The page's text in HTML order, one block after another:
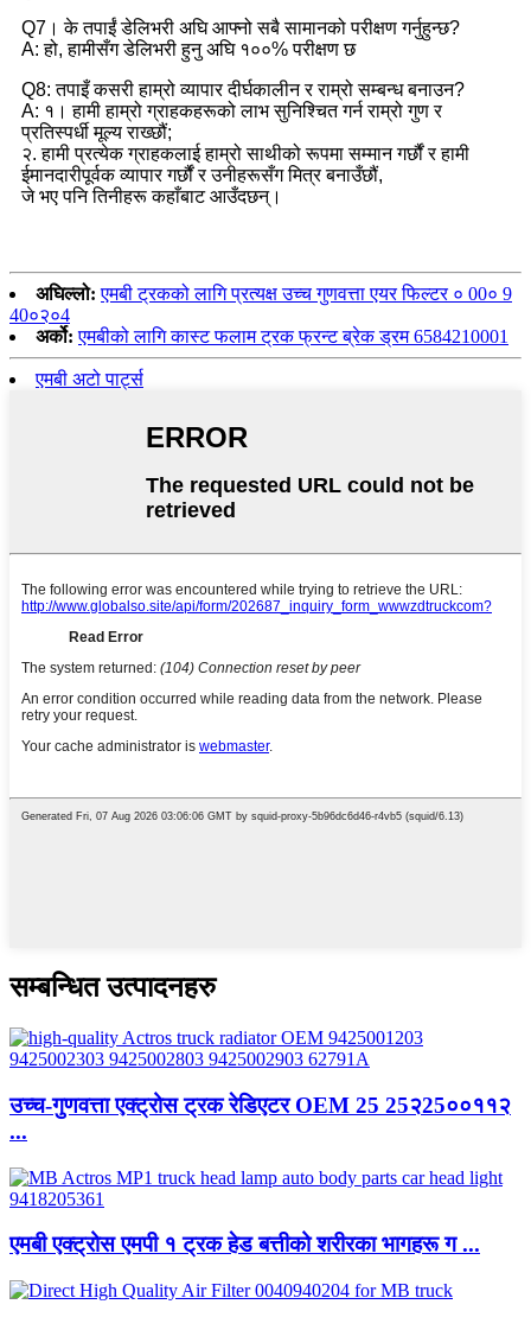
Q7। के तपाईं डेलिभरी अघि आफ्नो सबै सामानको परीक्षण गर्नुहुन्छ?
A: हो, हामीसँग डेलिभरी हुनु अघि १००% परीक्षण छ
Q8: तपाइँ कसरी हाम्रो व्यापार दीर्घकालीन र राम्रो सम्बन्ध बनाउन?
A: १। हामी हाम्रो ग्राहकहरूको लाभ सुनिश्चित गर्न राम्रो गुण र
प्रतिस्पर्धी मूल्य राख्छौं;
२. हामी प्रत्येक ग्राहकलाई हाम्रो साथीको रूपमा सम्मान गर्छौं र हामी
ईमानदारीपूर्वक व्यापार गर्छौं र उनीहरूसँग मित्र बनाउँछौं,
जे भए पनि तिनीहरू कहाँबाट आउँदछन्।
अघिल्लो: एमबी ट्रकको लागि प्रत्यक्ष उच्च गुणवत्ता एयर फिल्टर ० 00० 9
40०२०4
अर्को: एमबीको लागि कास्ट फलाम ट्रक फ्रन्ट ब्रेक ड्रम 6584210001
एमबी अटो पार्ट्स
सम्बन्धित उत्पादनहरु
उच्च-गुणवत्ता एक्ट्रोस ट्रक रेडिएटर OEM 25 25२25००११२
...
एमबी एक्ट्रोस एमपी १ ट्रक हेड बत्तीको शरीरका भागहरू ग ...